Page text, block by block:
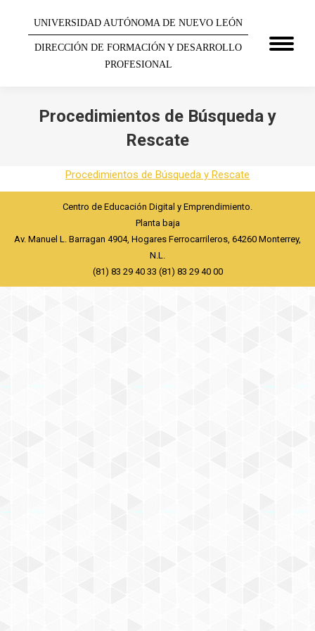
UNIVERSIDAD AUTÓNOMA DE NUEVO LEÓN
DIRECCIÓN DE FORMACIÓN Y DESARROLLO
PROFESIONAL
Procedimientos de Búsqueda y
Rescate
Procedimientos de Búsqueda y Rescate
Centro de Educación Digital y Emprendimiento.
Planta baja
Av. Manuel L. Barragan 4904, Hogares Ferrocarrileros, 64260 Monterrey,
N.L.
(81) 83 29 40 33 (81) 83 29 40 00